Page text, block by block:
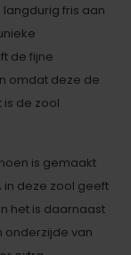
fris aan
de fijne
omdat deze de
de zool
is gemaakt
in deze zool geeft
het is daarnaast
onderzijde van